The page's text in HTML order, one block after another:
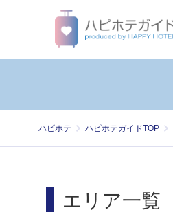
ハピホテ ハピホテガイドTOP
エリア一覧